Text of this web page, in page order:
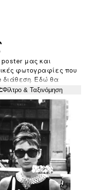
poster μας και
φωτογραφίες που
διάθεση. Εδώ θα
είδωλα της μόδας,
Φίλτρο & Ταξινόμηση